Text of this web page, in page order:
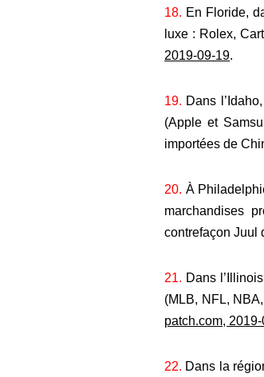
18. En Floride,
luxe : Rolex,
2019-09-19.
19. Dans
(Apple et
importées de
20. À
marchandises
contrefaçon Juul
21. Dans
(MLB, NFL,
patch.com,
22. Dans la